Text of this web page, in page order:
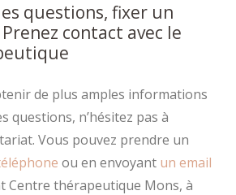
questions, fixer un
contact avec le
de plus amples informations
questions, n’hésitez pas à
Vous pouvez prendre un
ou en envoyant un email
Centre thérapeutique Mons, à